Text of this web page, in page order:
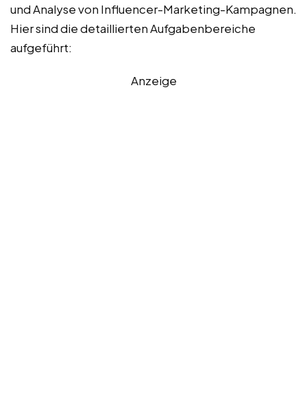
und Analyse von Influencer-Marketing-Kampagnen.
Hier sind die detaillierten Aufgabenbereiche
aufgeführt:
Anzeige